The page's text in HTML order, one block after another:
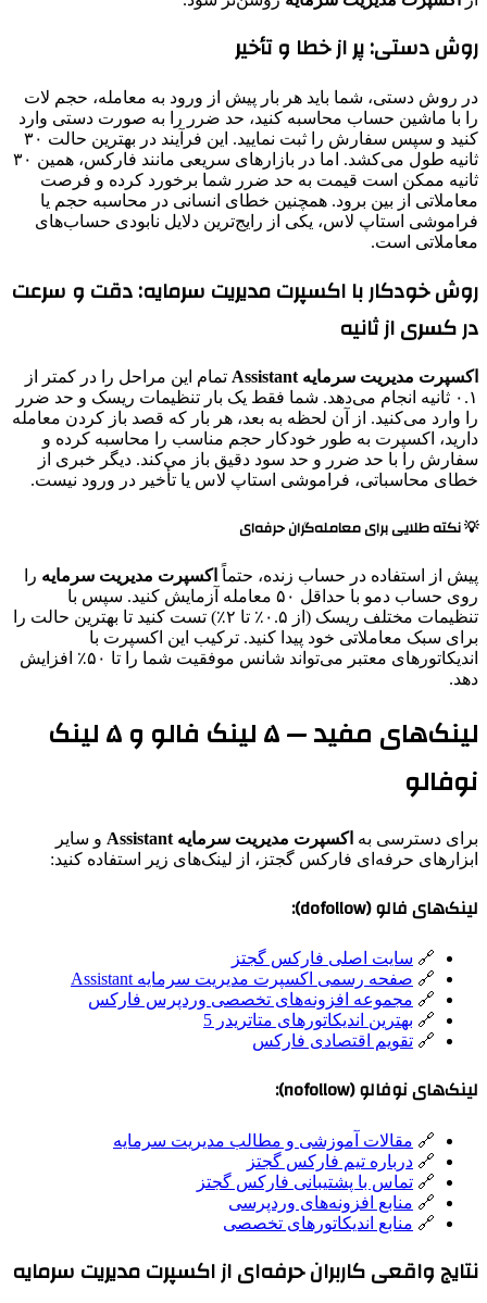
روش دستی: پر از خطا و تأخیر
در روش دستی، شما باید هر بار پیش از ورود به معامله، حجم لات
را با ماشین حساب محاسبه کنید، حد ضرر را به صورت دستی وارد
کنید و سپس سفارش را ثبت نمایید. این فرآیند در بهترین حالت ۳۰
ثانیه طول می‌کشد. اما در بازارهای سریعی مانند فارکس، همین ۳۰
ثانیه ممکن است قیمت به حد ضرر شما برخورد کرده و فرصت
معاملاتی از بین برود. همچنین خطای انسانی در محاسبه حجم یا
فراموشی استاپ لاس، یکی از رایج‌ترین دلایل نابودی حساب‌های
معاملاتی است.
روش خودکار با اکسپرت مدیریت سرمایه: دقت و سرعت
در کسری از ثانیه
اکسپرت مدیریت سرمایه Assistant
تمام این مراحل را در کمتر از
۰.۱ ثانیه انجام می‌دهد. شما فقط یک بار تنظیمات ریسک و حد ضرر
را وارد می‌کنید. از آن لحظه به بعد، هر بار که قصد باز کردن معامله
دارید، اکسپرت به طور خودکار حجم مناسب را محاسبه کرده و
سفارش را با حد ضرر و حد سود دقیق باز می‌کند. دیگر خبری از
خطای محاسباتی، فراموشی استاپ لاس یا تأخیر در ورود نیست.
💡 نکته طلایی برای معامله‌گران حرفه‌ای
پیش از استفاده در حساب زنده، حتماً اکسپرت مدیریت سرمایه را
روی حساب دمو با حداقل ۵۰ معامله آزمایش کنید. سپس با
تنظیمات مختلف ریسک (از ۰.۵٪ تا ۲٪) تست کنید تا بهترین حالت را
برای سبک معاملاتی خود پیدا کنید. ترکیب این اکسپرت با
اندیکاتورهای معتبر می‌تواند شانس موفقیت شما را تا ۵۰٪ افزایش
دهد.
لینک‌های مفید — ۵ لینک فالو و ۵ لینک
نوفالو
برای دسترسی به اکسپرت مدیریت سرمایه Assistant
و سایر
ابزارهای حرفه‌ای فارکس گجتز، از لینک‌های زیر استفاده کنید:
لینک‌های فالو (dofollow):
🔗 سایت اصلی فارکس گجتز
🔗 صفحه رسمی اکسپرت مدیریت سرمایه Assistant
🔗 مجموعه افزونه‌های تخصصی وردپرس فارکس
🔗 بهترین اندیکاتورهای متاتریدر 5
🔗 تقویم اقتصادی فارکس
لینک‌های نوفالو (nofollow):
🔗 مقالات آموزشی و مطالب مدیریت سرمایه
🔗 درباره تیم فارکس گجتز
🔗 تماس با پشتیبانی فارکس گجتز
🔗 منابع افزونه‌های وردپرسی
🔗 منابع اندیکاتورهای تخصصی
نتایج واقعی کاربران حرفه‌ای از اکسپرت مدیریت سرمایه